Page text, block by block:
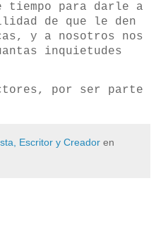
tiempo para darle a
de que le den
y a nosotros nos
inquietudes
por ser parte
Escritor y Creador en